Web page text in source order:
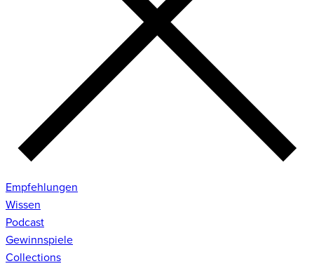
Empfehlungen
Wissen
Podcast
Gewinnspiele
Collections